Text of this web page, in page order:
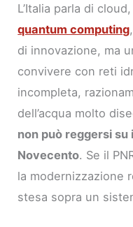
L’Italia parla di
quantum computing
di innovazione, ma
convivere con reti
incompleta,
dell’acqua molto
non può reggersi
Novecento. Se il
la modernizzazione
stesa sopra un